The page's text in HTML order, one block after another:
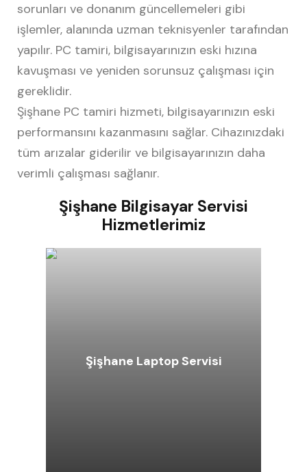
sorunları ve donanım güncellemeleri gibi
işlemler, alanında uzman teknisyenler tarafından
yapılır. PC tamiri, bilgisayarınızın eski hızına
kavuşması ve yeniden sorunsuz çalışması için
gereklidir.
Şişhane PC tamiri hizmeti, bilgisayarınızın eski
performansını kazanmasını sağlar. Cihazınızdaki
tüm arızalar giderilir ve bilgisayarınızın daha
verimli çalışması sağlanır.
Şişhane Bilgisayar Servisi
Hizmetlerimiz
Şişhane Laptop Servisi